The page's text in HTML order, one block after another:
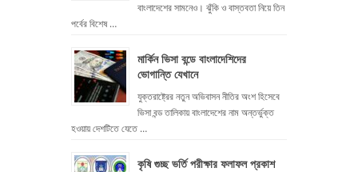
বাংলাদেশের সামনেও। ঝুঁকি ও বাস্তবতা নিয়ে তিন
পর্বের বিশেষ …
মার্কিন ভিসা বন্ডে বাংলাদেশিদের
ভোগান্তি যেখানে
যুক্তরাষ্ট্রের নতুন অভিবাসন নীতির অংশ হিসেবে
ভিসা বন্ড তালিকায় বাংলাদেশের নাম অন্তর্ভুক্ত
হওয়ায় দেশটিতে যেতে …
কৃষি গুচ্ছ ভর্তি পরীক্ষার ফলাফল প্রকাশ